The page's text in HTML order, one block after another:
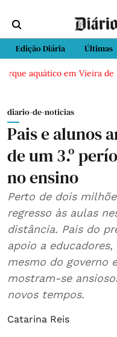
Edição Diária Últimas
aquático em Vieira de Leiria
diario-de-noticias
Pais e alunos
de um 3.º
no ensino
Perto de dois
regresso às aulas
distância. Pais do
apoio a
mesmo do governo
mostram-se
novos tempos.
Catarina Reis